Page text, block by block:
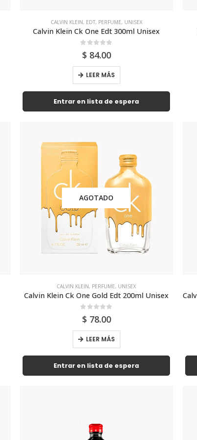
CALVIN KLEIN, EDT, PERFUME, UNISEX
Calvin Klein Ck One Edt 300ml Unisex
out of 5
$ 84.00
LEER MÁS
Entrar en lista de espera
AGOTADO
CALVIN KLEIN, PERFUME, UNISEX
Calvin Klein Ck One Gold Edt 200ml Unisex
out of 5
$ 78.00
LEER MÁS
Entrar en lista de espera